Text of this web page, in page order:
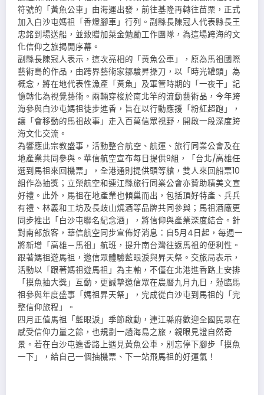
符號的「黃魚公車」由海運出發，前往基隆再轉往苗栗，正式
加入白沙屯媽祖「香燈腳車」行列。副縣長陳冠人代表縣長王
忠銘到場送船，並致贈加菜金勉勵工作團隊，為這場跨海的文
化信仰之旅揭開序幕。
副縣長陳冠人表示，這次亮相的「黃魚公車」，原為馬祖國際
藝術島的作品，由跨界藝術家鄒駿昇操刀，以「時光罐頭」為
概念，將在地代表性漁產「黃魚」及軍管時期的「一夜干」記
憶轉化為視覺藝術。兩輛穿梭於南北竿的流動藝術品，今年跨
海參與白沙屯媽祖徒步進香，旨在以行動應援「粉紅超跑」，
讓「會移動的馬祖故事」走入百萬信眾視野，開啟一段深度跨
海文化交流。
為響應此宗教盛事，活動整合航空、航運、旅行同業公會及在
地產業共同參與。華信航空宣布每日提供9組，「台北∕高雄任
選到馬祖來回機票」，全港通則提供頭等艙，雙人來回船票10
組作為抽獎；立榮航空和連江縣旅行同業公會亦贊助精美文宣
好禮。此外，馬祖在地產業也傾巢而出，包括頂好特產、兵兵
有禮、林義和工坊及長歧山燒酒等品牌共同參與；馬祖酒廠更
同步推出「白沙屯聯名紀念酒」，將信仰與產業深度結合。針
對南部旅客，華信航空同步宣佈好消息：自5月4日起，每週一
將新增「高雄－馬祖」航班，提升南台灣往返馬祖的便利性。
跟著媽祖遊馬祖，邀信眾體驗藍眼淚與昇天祭。交旅局表示，
活動以「跟著媽祖遊馬祖」為主軸，不僅在北港進香路上安排
「摸魚抽大獎」互動，更誠摯邀信眾在農曆九月九日，蒞臨馬
祖參與年度盛事「媽祖昇天祭」，完成從白沙屯到馬祖的「完
整信仰旅程」。
四月正值馬祖「藍眼淚」季節啟動，連江縣府歡迎全國民眾在
感受信仰力量之餘，也規劃一趟海島之旅，親眼見證自然奇
景。若在白沙屯進香路上遇見黃魚公車，別忘停下腳步「摸魚
一下」，給自己一個抽機票、下一站飛馬祖的好運氣！